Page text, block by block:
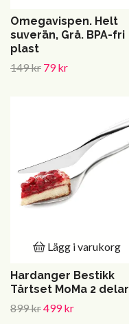
Omegavispen. Helt
suverän, Grå. BPA-fri
plast
149 kr 79 kr
Lägg i varukorg
Hardanger Bestikk
Tårtset MoMa 2 delar
899 kr499 kr